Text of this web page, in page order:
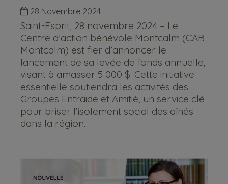
28 Novembre 2024
Saint-Esprit, 28 novembre 2024 – Le
Centre d’action bénévole Montcalm (CAB
Montcalm) est fier d’annoncer le
lancement de sa levée de fonds annuelle,
visant à amasser 5 000 $. Cette initiative
essentielle soutiendra les activités des
Groupes Entraide et Amitié, un service clé
pour briser l’isolement social des aînés
dans la région.